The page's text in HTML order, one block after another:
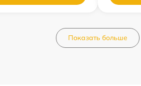
Показать больше